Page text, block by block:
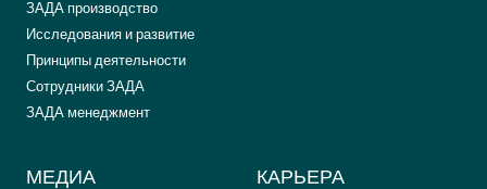
ЗАДА производство
Исследования и развитие
Принципы деятельности
Сотрудники ЗАДА
ЗАДА менеджмент
МЕДИА КАРЬЕРА